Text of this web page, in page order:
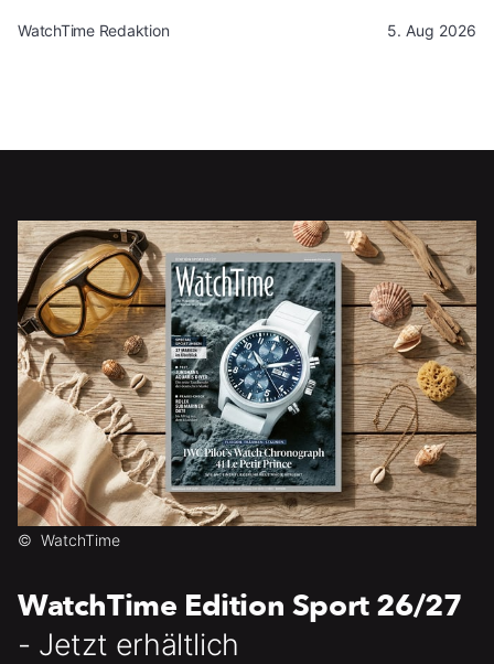
WatchTime Redaktion 5. Aug 2026
© WatchTime
WatchTime Edition Sport 26/27
- Jetzt erhältlich